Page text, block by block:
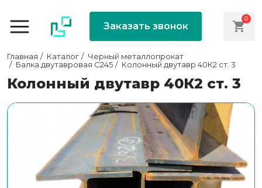
Заказать звонок
0
Главная Каталог
Черный металлопрокат
Балка двутавровая С245
Колонный двутавр 40К2 ст. 3
Колонный двутавр 40К2 ст. 3